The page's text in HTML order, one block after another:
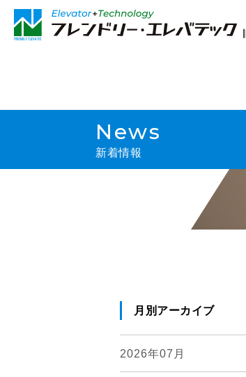
News
新着情報
月別アーカイブ
2026年07月